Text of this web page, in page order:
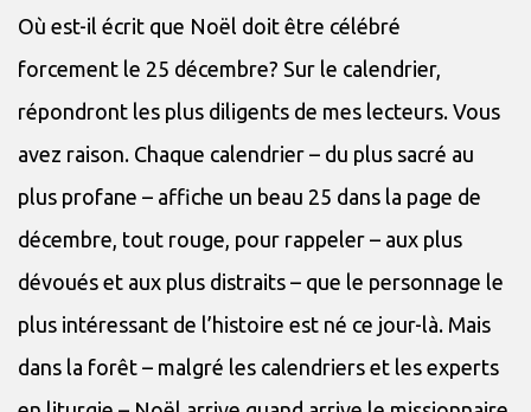
Où est-il écrit que Noël doit être célébré
forcement le 25 décembre? Sur le calendrier,
répondront les plus diligents de mes lecteurs. Vous
avez raison. Chaque calendrier – du plus sacré au
plus profane – affiche un beau 25 dans la page de
décembre, tout rouge, pour rappeler – aux plus
dévoués et aux plus distraits – que le personnage le
plus intéressant de l’histoire est né ce jour-là. Mais
dans la forêt – malgré les calendriers et les experts